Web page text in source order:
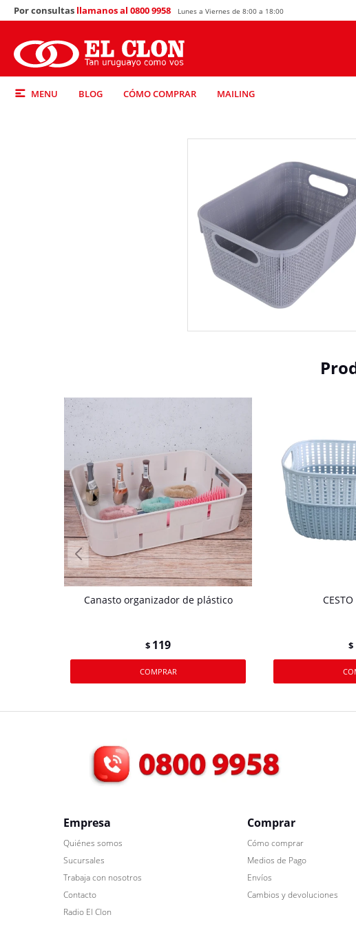
MENU BLOG CÓMO COMPRAR MAILING
Por consultas llamanos al 0800 9958 Lunes a Viernes de 8:00 a 18:00
Canasto organizador de plástico
$ 119 $
Empresa
Quiénes somos
Sucursales
Trabaja con nosotros
Contacto
Radio El Clon
Comprar
Cómo comprar
Medios de Pago
Envíos
Cambios y devoluciones